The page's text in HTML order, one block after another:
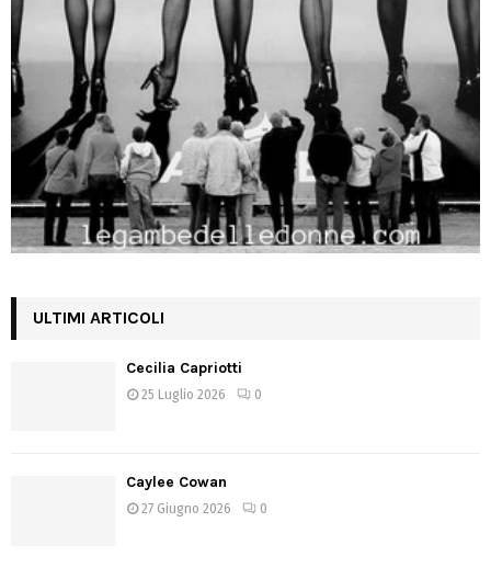
ULTIMI ARTICOLI
Cecilia Capriotti
25 Luglio 2026 0
Caylee Cowan
27 Giugno 2026 0